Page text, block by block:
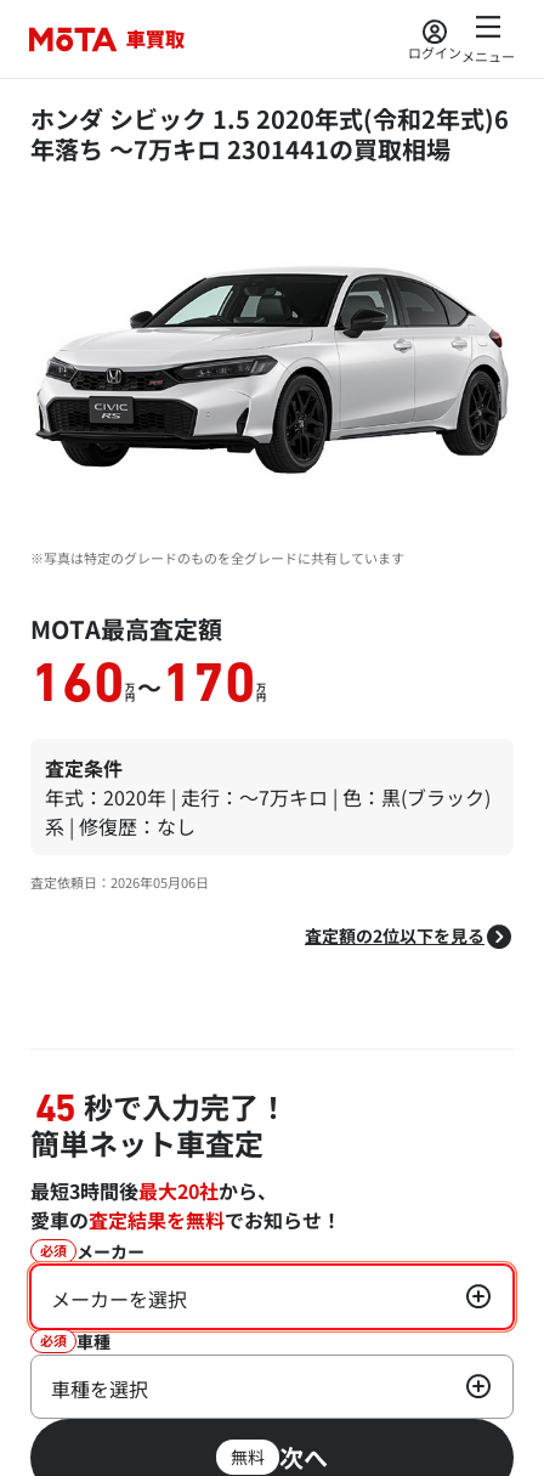
ログインメニュー
ホンダ シビック 1.5 2020年式(令和2年式)6
年落ち ～7万キロ 2301441の買取相場
※写真は特定のグレードのものを全グレードに共有しています
MOTA最高査定額
160 万
円 ～ 170 万
円
査定条件
年式：2020年 | 走行：～7万キロ | 色：黒(ブラック)
系 | 修復歴：なし
査定依頼日：2026年05月06日
査定額の2位以下を見る
45 秒で入力完了！
簡単ネット車査定
最短3時間後最大20社から、
愛車の査定結果を無料でお知らせ！
必須 メーカー
メーカーを選択
必須 車種
車種を選択
無料 次へ